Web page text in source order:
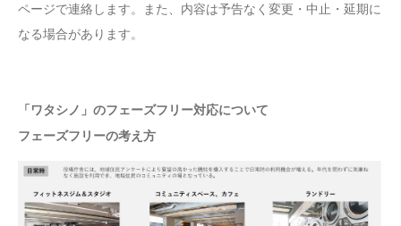
ページで連絡します。また、内容は予告なく変更・中止・延期に
なる場合があります。
「ワタシノ」のフェーズフリー対応について
フェーズフリーの考え方